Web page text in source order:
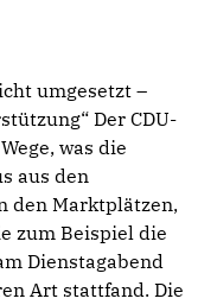
umgesetzt –
Der CDU-
was die
aus den
den Marktplätzen,
zum Beispiel die
Dienstagabend
Art stattfand. Die